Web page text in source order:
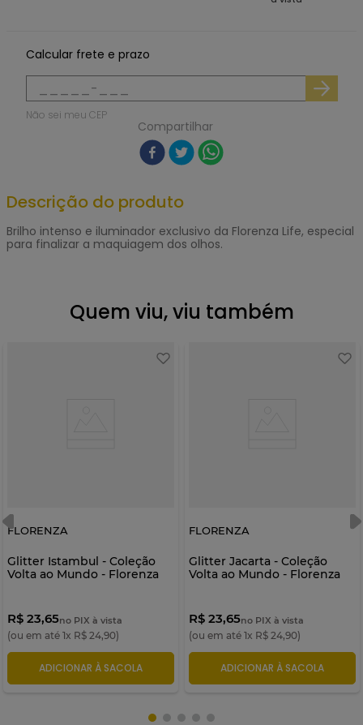
Calcular frete e prazo
Não sei meu CEP
Compartilhar
Descrição do produto
Brilho intenso e iluminador exclusivo da Florenza Life, especial
para finalizar a maquiagem dos olhos.
Quem viu, viu também
FLORENZA
Glitter Istambul - Coleção
Volta ao Mundo - Florenza
R$ 23,65no PIX à vista
(ou em até 1x R$ 24,90)
ADICIONAR À SACOLA
FLORENZA
Glitter Jacarta - Coleção
Volta ao Mundo - Florenza
R$ 23,65no PIX à vista
(ou em até 1x R$ 24,90)
ADICIONAR À SACOLA